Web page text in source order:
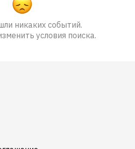
никаких событий.
условия поиска.